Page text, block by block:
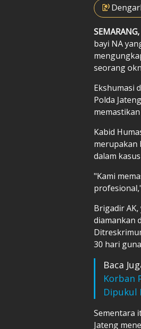
bayi NA
seorang
Ekshumasi
Polda
Kabid
merupakan
dalam
"Kami
Brigadir
diamankan
30 hari
Baca
Korban
Dipukul
Sementara
Jateng